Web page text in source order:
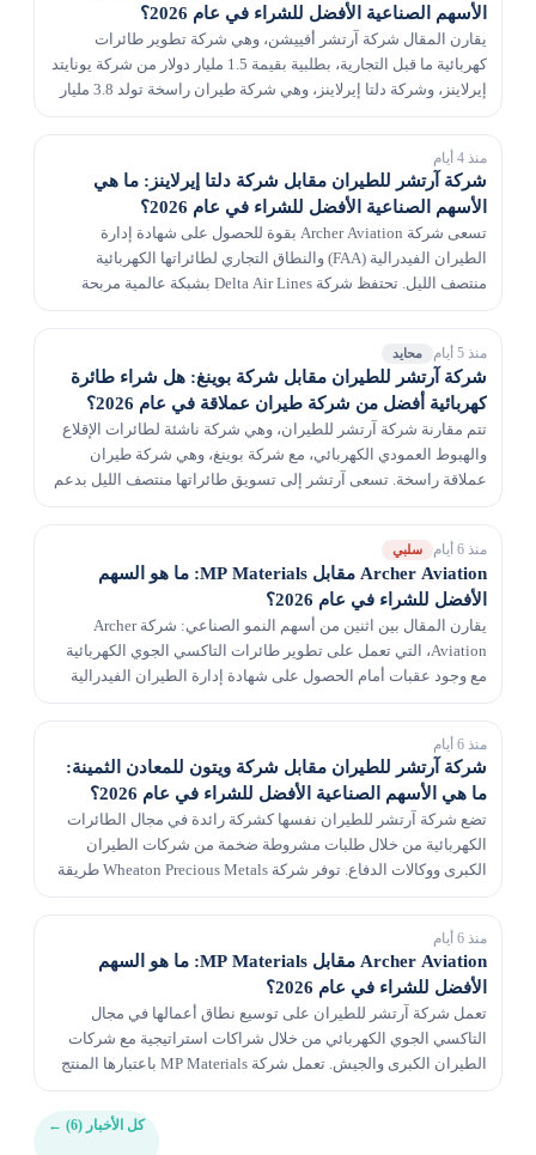
الأسهم الصناعية الأفضل للشراء في عام 2026؟
يقارن المقال شركة آرتشر أفييشن، وهي شركة تطوير طائرات
كهربائية ما قبل التجارية، بطلبية بقيمة 1.5 مليار دولار من شركة يونايتد
إيرلاينز، وشركة دلتا إيرلاينز، وهي شركة طيران راسخة تولد 3.8 مليار
منذ 4 أيام
شركة آرتشر للطيران مقابل شركة دلتا إيرلاينز: ما هي
الأسهم الصناعية الأفضل للشراء في عام 2026؟
تسعى شركة Archer Aviation بقوة للحصول على شهادة إدارة
الطيران الفيدرالية (FAA) والنطاق التجاري لطائراتها الكهربائية
منتصف الليل. تحتفظ شركة Delta Air Lines بشبكة عالمية مربحة
منذ 5 أيام محايد
شركة آرتشر للطيران مقابل شركة بوينغ: هل شراء طائرة
كهربائية أفضل من شركة طيران عملاقة في عام 2026؟
تتم مقارنة شركة آرتشر للطيران، وهي شركة ناشئة لطائرات الإقلاع
والهبوط العمودي الكهربائي، مع شركة بوينغ، وهي شركة طيران
عملاقة راسخة. تسعى آرتشر إلى تسويق طائراتها منتصف الليل بدعم
منذ 6 أيام سلبي
Archer Aviation مقابل MP Materials: ما هو السهم
الأفضل للشراء في عام 2026؟
يقارن المقال بين اثنين من أسهم النمو الصناعي: شركة Archer
Aviation، التي تعمل على تطوير طائرات التاكسي الجوي الكهربائية
مع وجود عقبات أمام الحصول على شهادة إدارة الطيران الفيدرالية
منذ 6 أيام
شركة آرتشر للطيران مقابل شركة ويتون للمعادن الثمينة: ​​
ما هي الأسهم الصناعية الأفضل للشراء في عام 2026؟
تضع شركة آرتشر للطيران نفسها كشركة رائدة في مجال الطائرات
الكهربائية من خلال طلبات مشروطة ضخمة من شركات الطيران
الكبرى ووكالات الدفاع. توفر شركة Wheaton Precious Metals طريقة
منذ 6 أيام
Archer Aviation مقابل MP Materials: ما هو السهم
الأفضل للشراء في عام 2026؟
تعمل شركة آرتشر للطيران على توسيع نطاق أعمالها في مجال
التاكسي الجوي الكهربائي من خلال شراكات استراتيجية مع شركات
الطيران الكبرى والجيش. تعمل شركة MP Materials باعتبارها المنتج
كل الأخبار (6) ←